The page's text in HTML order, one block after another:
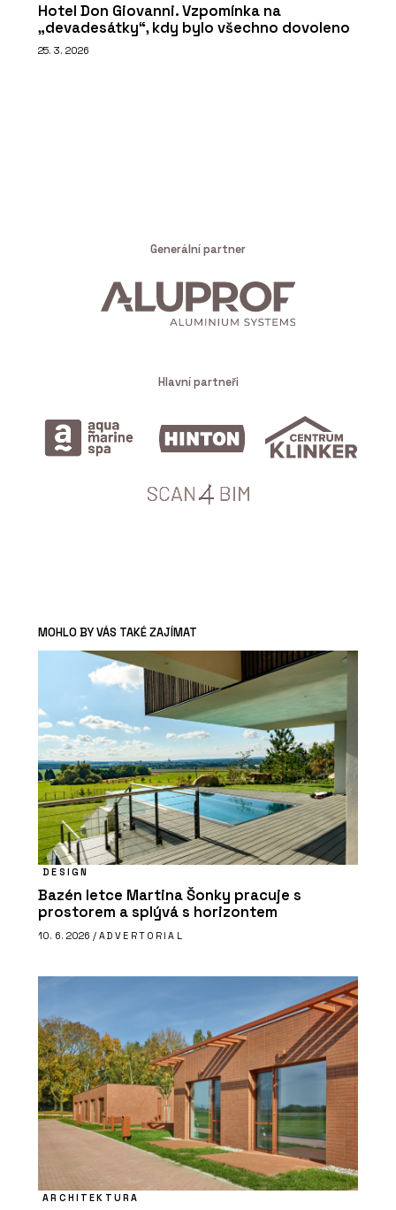
Hotel Don Giovanni. Vzpomínka na
„devadesátky“, kdy bylo všechno dovoleno
25. 3. 2026
Generální partner
Hlavní partneři
MOHLO BY VÁS TAKÉ ZAJÍMAT
DESIGN
Bazén letce Martina Šonky pracuje s
prostorem a splývá s horizontem
10. 6. 2026 / ADVERTORIAL
ARCHITEKTURA